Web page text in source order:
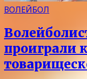
ВОЛЕЙБОЛ
проиграли